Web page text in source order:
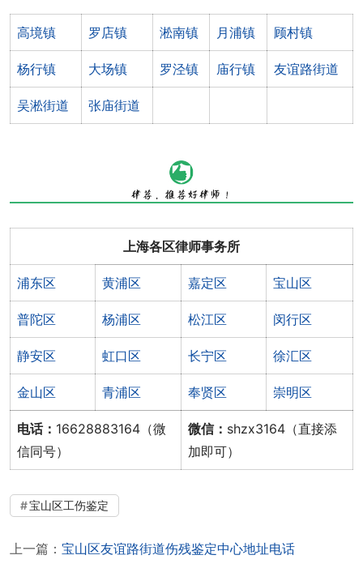
高境镇 罗店镇 淞南镇 月浦镇 顾村镇
杨行镇 大场镇 罗泾镇 庙行镇 友谊路街道
吴淞街道 张庙街道
上海各区律师事务所
浦东区 黄浦区 嘉定区 宝山区
普陀区 杨浦区 松江区 闵行区
静安区 虹口区 长宁区 徐汇区
金山区 青浦区 奉贤区 崇明区
电话： 16628883164（微
信同号）
微信： shzx3164（直接添
加即可）
宝山区工伤鉴定
上一篇： 宝山区友谊路街道伤残鉴定中心地址电话